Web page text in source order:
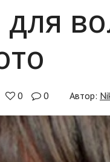
0 0 Автор: